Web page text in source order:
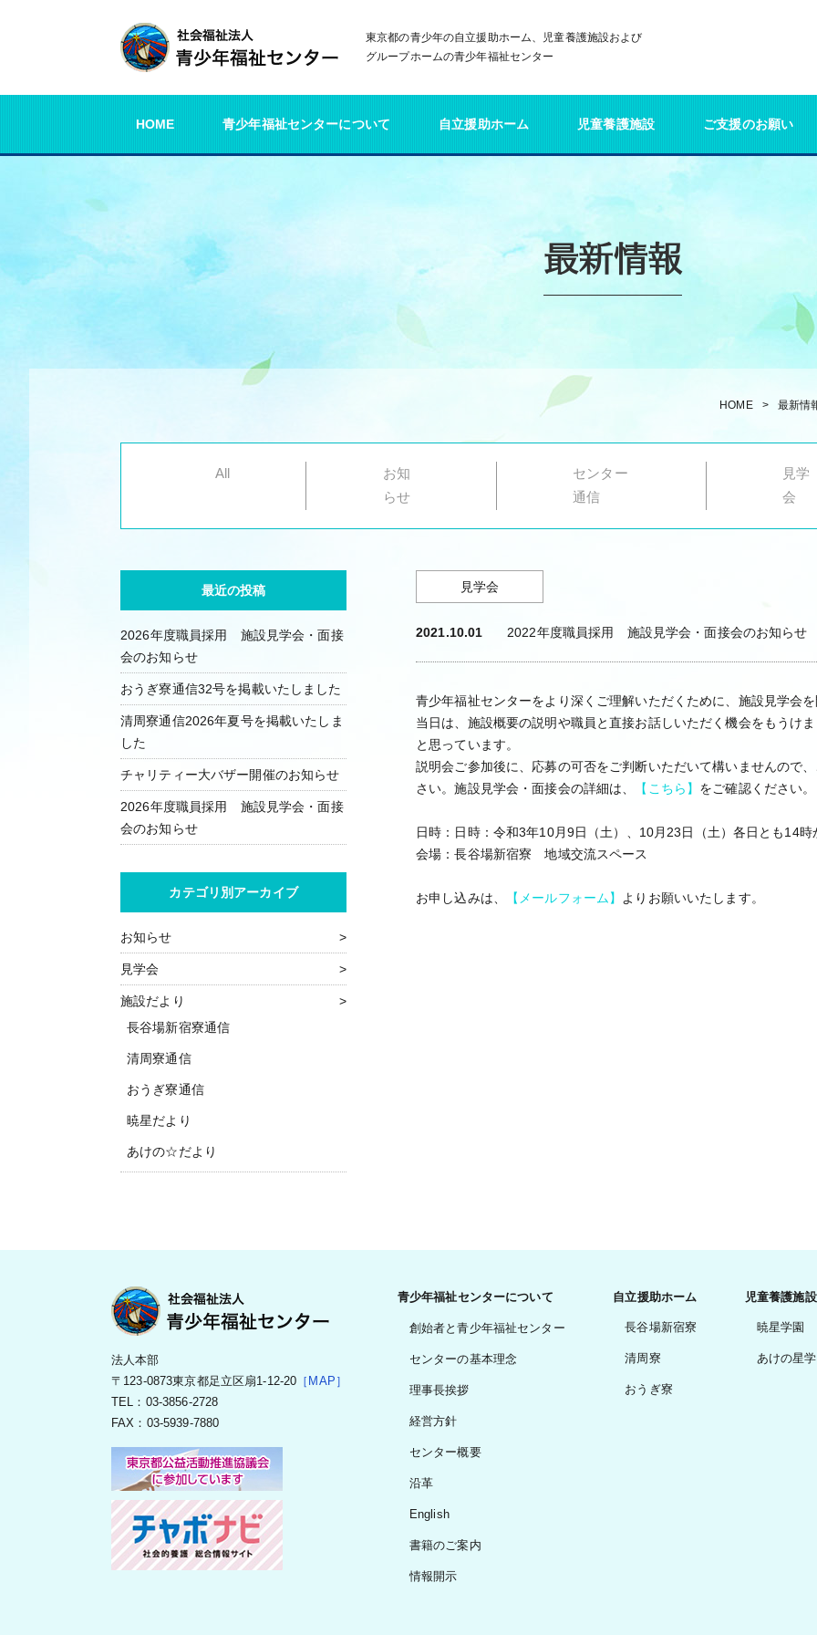
東京都の青少年の自立援助ホーム、児童養護施設および
グループホームの青少年福祉センター
HOME 青少年福祉センターについて 自立援助ホーム 児童養護施設 ご支援のお願い
最新情報
HOME 最新情
All
お知
らせ
センター
通信
見学
会
見学会
2021.10.01 2022年度職員採用 施設見学会・面接会のお知らせ
青少年福祉センターをより深くご理解いただくために、施設見学会
当日は、施設概要の説明や職員と直接お話しいただく機会をもうけ
と思っています。
説明会ご参加後に、応募の可否をご判断いただいて構いませんので
さい。施設見学会・面接会の詳細は、
【こちら】 をご確認ください。
日時：日時：令和3年10月9日（土）、10月23日（土）各日とも14時
会場：長谷場新宿寮 地域交流スペース
お申し込みは、 【メールフォーム】 よりお願いいたします。
最近の投稿
2026年度職員採用 施設見学会・面接
会のお知らせ
おうぎ寮通信32号を掲載いたしました
清周寮通信2026年夏号を掲載いたしま
した
チャリティー大バザー開催のお知らせ
2026年度職員採用 施設見学会・面接
会のお知らせ
カテゴリ別アーカイブ
お知らせ
見学会
施設だより
長谷場新宿寮通信
清周寮通信
おうぎ寮通信
暁星だより
あけの☆だより
法人本部
〒123-0873東京都足立区扇1-12-20 ［MAP］
TEL：03-3856-2728
FAX：03-5939-7880
青少年福祉センターについて
創始者と青少年福祉センター
センターの基本理念
理事長挨拶
経営方針
センター概要
沿革
English
書籍のご案内
情報開示
自立援助ホーム
長谷場新宿寮
清周寮
おうぎ寮
児童養護施設
暁星学園
あけの星